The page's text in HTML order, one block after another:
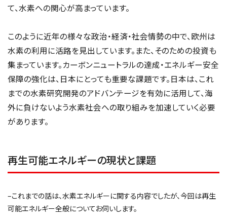
て、水素への関心が高まっています。
このように近年の様々な政治・経済・社会情勢の中で、欧州は
水素の利用に活路を見出しています。また、そのための投資も
集まっています。カーボンニュートラルの達成・エネルギー安全
保障の強化は、日本にとっても重要な課題です。日本は、これ
までの水素研究開発のアドバンテージを有効に活用して、海
外に負けないよう水素社会への取り組みを加速していく必要
があります。
再生可能エネルギーの現状と課題
–これまでの話は、水素エネルギーに関する内容でしたが、今回は再生
可能エネルギー全般についてお伺いします。